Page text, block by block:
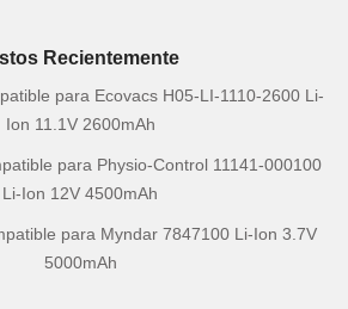
Recientemente
para Ecovacs H05-LI-1110-2600 Li-
Ion 11.1V 2600mAh
para Physio-Control 11141-000100
Li-Ion 12V 4500mAh
para Myndar 7847100 Li-Ion 3.7V
5000mAh